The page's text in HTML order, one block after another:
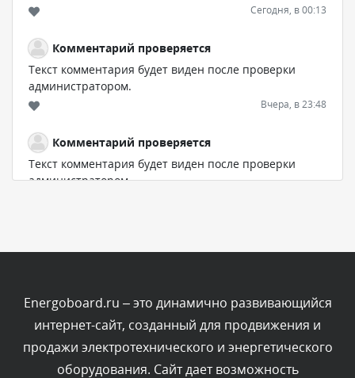
Сегодня, в 00:13
Комментарий проверяется
Текст комментария будет виден после проверки
администратором.
Вчера, в 23:48
Комментарий проверяется
Текст комментария будет виден после проверки
администратором.
Комментарий проверяется
Текст комментария будет виден после проверки
администратором.
Energoboard.ru – это динамично развивающийся
интернет-сайт, созданный для продвижения и
продажи электротехнического и энергетического
оборудования. Сайт дает возможность